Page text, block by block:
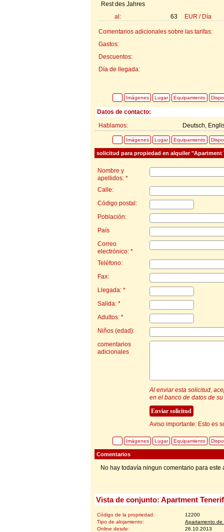
Rest des Jahres
al:
63 EUR / Día
Comentarios adicionales sobre las tarifas:
Gastos:
Descuentos:
Día de llegada:
Imágenes Lugar Equipamiento
Datos de contacto:
Hablamos:
Deutsch,
Imágenes Lugar Equipamiento
solicitud para propiedad en alquiler "Apartment
Nombre y
apellidos: *
Calle:
Código postal:
Población:
País
Correo
electrónico: *
Teléfono:
Fax:
Llegada: *
Salida: *
Adultos: *
Niños (edad):
comentarios
adicionales
Al enviar esta solicitud,
en el banco de datos de
Aviso importante: Esto es
Imágenes Lugar Equipamiento
Comentarios
No hay todavía ningun comentario para este
Vista de conjunto: Apartment
Código de la propriedad:
12200
Tipo de alojamiento:
Apartamento de
Online desde:
26.10.2013